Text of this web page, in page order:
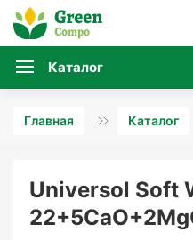
Каталог
Главная Каталог
Universol Soft